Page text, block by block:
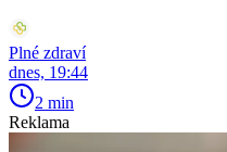
Plné zdraví
dnes, 19:44
2 min
Reklama